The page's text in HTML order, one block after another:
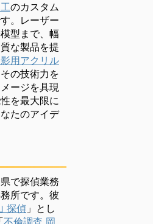
のカスタム
。レーザー
型まで、幅
な製品を提
用アクリル
の技術力を
ージを具現
を最大限に
たのアイデ
で探偵業務
所です。彼
探偵 」とし
不倫調査 岡